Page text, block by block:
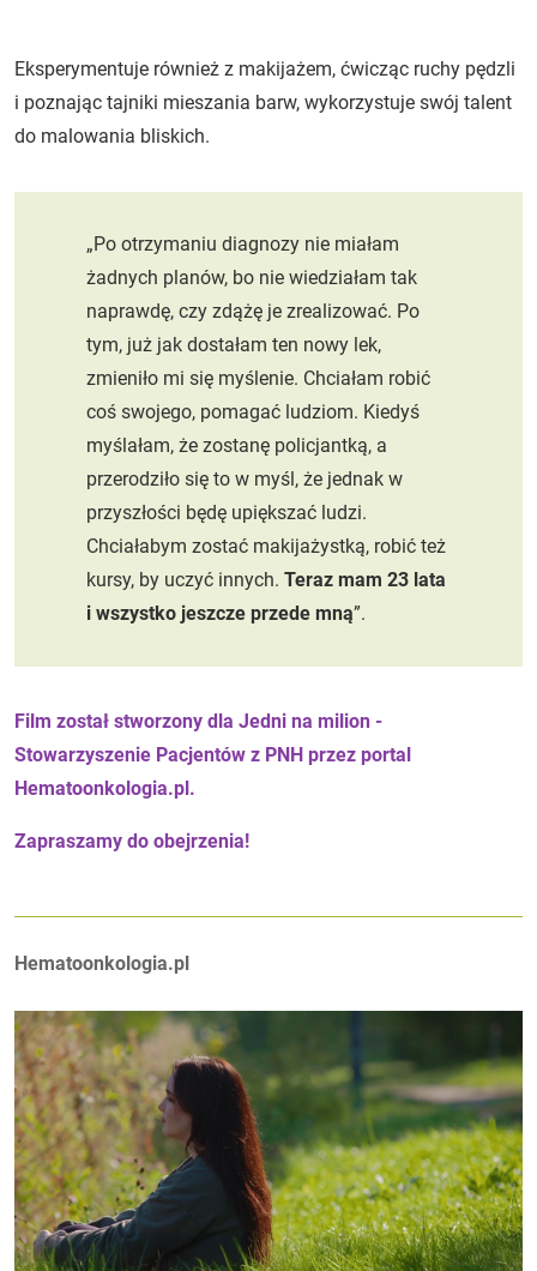
Eksperymentuje również z makijażem, ćwicząc ruchy pędzli
i poznając tajniki mieszania barw, wykorzystuje swój talent
do malowania bliskich.
„Po otrzymaniu diagnozy nie miałam
żadnych planów, bo nie wiedziałam tak
naprawdę, czy zdążę je zrealizować. Po
tym, już jak dostałam ten nowy lek,
zmieniło mi się myślenie. Chciałam robić
coś swojego, pomagać ludziom. Kiedyś
myślałam, że zostanę policjantką, a
przerodziło się to w myśl, że jednak w
przyszłości będę upiększać ludzi.
Chciałabym zostać makijażystką, robić też
kursy, by uczyć innych. Teraz mam 23 lata
i wszystko jeszcze przede mną”.
Film został stworzony dla Jedni na milion -
Stowarzyszenie Pacjentów z PNH przez portal
Hematoonkologia.pl.
Zapraszamy do obejrzenia!
Autorzy:
Hematoonkologia.pl